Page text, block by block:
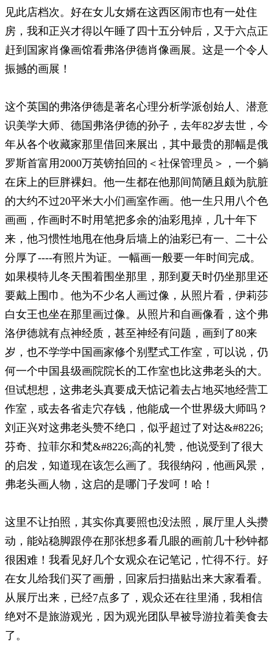
见此店档次。好在女儿女婿在这西区闹市也有一处住
房，我和正兴才得以午睡了四十五分钟后，又于六点正
赶到国家肖像画馆看弗洛伊德肖像画展。这是一个令人
振撼的画展！
这个英国的弗洛伊德是著名心理分析学派创始人、潜意
识美学大师、德国弗洛伊德的孙子，去年82岁去世，今
年从各个收藏家那里借回来展出，其中最贵的那幅是俄
罗斯首富用2000万英镑拍回的＜社保管理员＞，一个躺
在床上的巨胖裸妇。他一生都在他那间简陋且颇为肮脏
的大约不过20平米大小们画室作画。他一生只用八个色
画画，作画时不时用笔把多余的油彩甩掉，几十年下
来，他习惯性地甩在他身后墙上的油彩已有一、二十公
分厚了----有照片为证。一幅画一般要一年时间完成。
如果模特儿冬天围着围坐那里，那到夏天时仍坐那里还
要戴上围巾。他为不少名人画过像，从照片看，伊莉莎
白女王也坐在那里画过像。从照片和自画像看，这个弗
洛伊德就有点神经质，甚至神经有问题，画到了80来
岁，也不学学中国画家修个别墅式工作室，可以说，仍
何一个中国县级画院院长的工作室也比这弗老头的大。
但试想想，这弗老头真要成天惦记着去占地买地经营工
作室，或去各省走穴存钱，他能成一个世界级大师吗？
刘正兴对这弗老头赞不绝口，似乎超过了对达&#8226;
芬奇、拉菲尔和梵&#8226;高的礼赞，他说受到了很大
的启发，知道现在该怎么画了。我很纳闷，他画风景，
弗老头画人物，这启的是哪门子发呵！哈！
这里不让拍照，其实你真要照也没法照，展厅里人头攒
动，能站稳脚跟停在那张想多看几眼的画前几十秒钟都
很困难！我看见好几个女观众在记笔记，忙得不行。好
在女儿给我们买了画册，回家后扫描贴出来大家看看。
从展厅出来，已经7点多了，观众还在往里涌，我相信
绝对不是旅游观光，因为观光团队早被导游拉着美食去
了。